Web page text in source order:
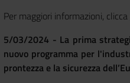
Per maggiori informazioni, clicca
5/03/2024 - La prima
nuovo programma per
prontezza e la sicurezza